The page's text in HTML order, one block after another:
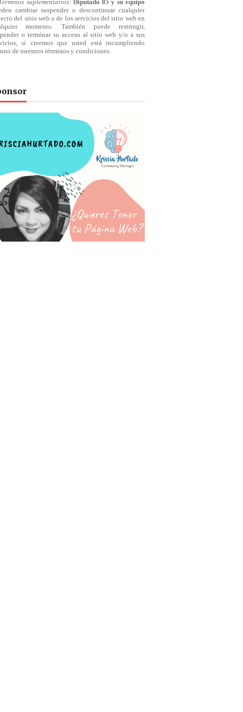
suplementarios: Diputado 85 y su equipo
cambiar suspender o descontinuar cualquier
del sitio web o de los servicios del sitio web en
momento. También puede restringir,
o terminar su acceso al sitio web y/o a sus
si creemos que usted está incumpliendo
de nuestrostérminos y condiciones.